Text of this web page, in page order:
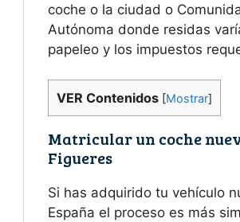
coche o la ciudad o
Autónoma donde residas
papeleo y los impuestos
VER Contenidos [Mostrar]
Matricular un coche
Figueres
Si has adquirido tu vehículo
España el proceso es más